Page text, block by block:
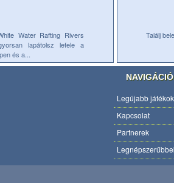
Water Rafting Rivers
lapátolsz lefele a
és a...
Találj
Legújabb játékok
Kapcsolat
Partnerek